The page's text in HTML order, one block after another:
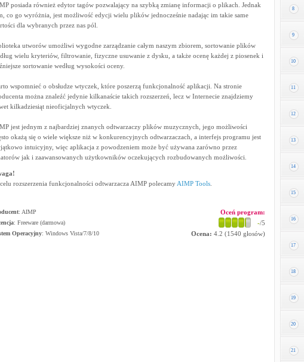
posiada również edytor tagów pozwalający na szybką zmianę informacji o plikach. Jednak
co go wyróżnia, jest możliwość edycji wielu plików jednocześnie nadając im takie same
dla wybranych przez nas pól.
utworów umożliwi wygodne zarządzanie całym naszym zbiorem, sortowanie plików
wielu kryteriów, filtrowanie, fizyczne usuwanie z dysku, a także ocenę każdej z piosenek i
sortowanie według wysokości oceny.
wspomnieć o obsłudze wtyczek, które poszerzą funkcjonalność aplikacji. Na stronie
można znaleźć jedynie kilkanaście takich rozszerzeń, lecz w Internecie znajdziemy
kilkadziesiąt nieoficjalnych wtyczek.
jest jednym z najbardziej znanych odtwarzaczy plików muzycznych, jego możliwości
okażą się o wiele większe niż w konkurencyjnych odtwarzaczach, a interfejs programu jest
intuicyjny, więc aplikacja z powodzeniem może być używana zarówno przez
jak i zaawansowanych użytkowników oczekujących rozbudowanych możliwości.
rozszerzenia funkcjonalności odtwarzacza AIMP polecamy AIMP Tools.
: AIMP
: Freeware (darmowa)
Operacyjny: Windows Vista/7/8/10
Oceń program:
-/5
Ocena: 4.2 (1540 głosów)
8
9
10
11
12
13
14
15
16
17
18
19
20
21